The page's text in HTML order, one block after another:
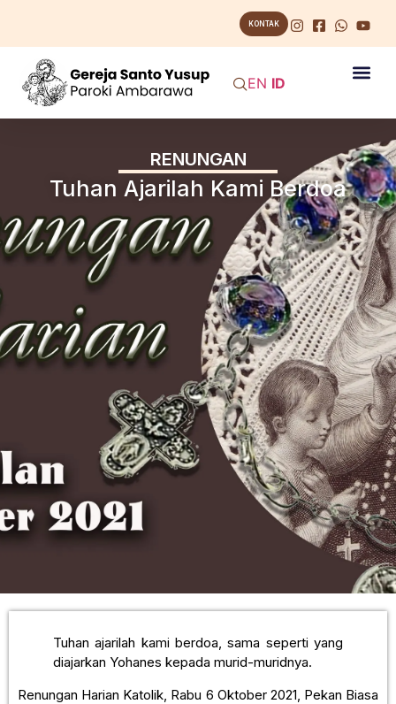
KONTAK
EN ID
RENUNGAN
Tuhan Ajarilah Kami Berdoa
Tuhan ajarilah kami berdoa, sama seperti yang
diajarkan Yohanes kepada murid-muridnya.
Renungan Harian Katolik, Rabu 6 Oktober 2021, Pekan Biasa